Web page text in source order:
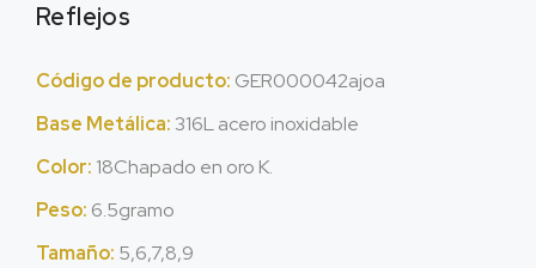
Reflejos
Código de producto: GER000042ajoa
Base Metálica: 316L acero inoxidable
Color: 18Chapado en oro K.
Peso: 6.5gramo
Tamaño: 5,6,7,8,9